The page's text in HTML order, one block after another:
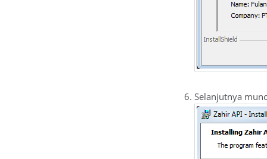
Selanjutnya